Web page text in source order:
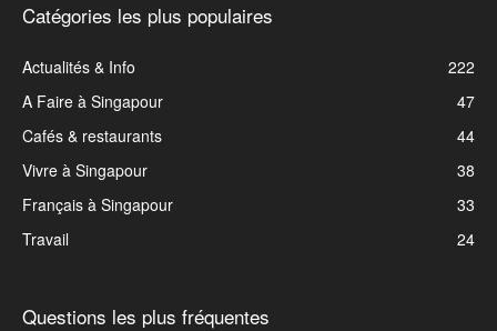
Catégories les plus populaires
Actualités & Info
222
A Faire à Singapour
47
Cafés & restaurants
44
Vivre à Singapour
38
Français à Singapour
33
Travail
24
Questions les plus fréquentes